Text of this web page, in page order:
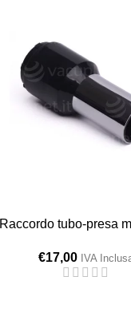
Raccordo tubo-presa
€17,00 IVA